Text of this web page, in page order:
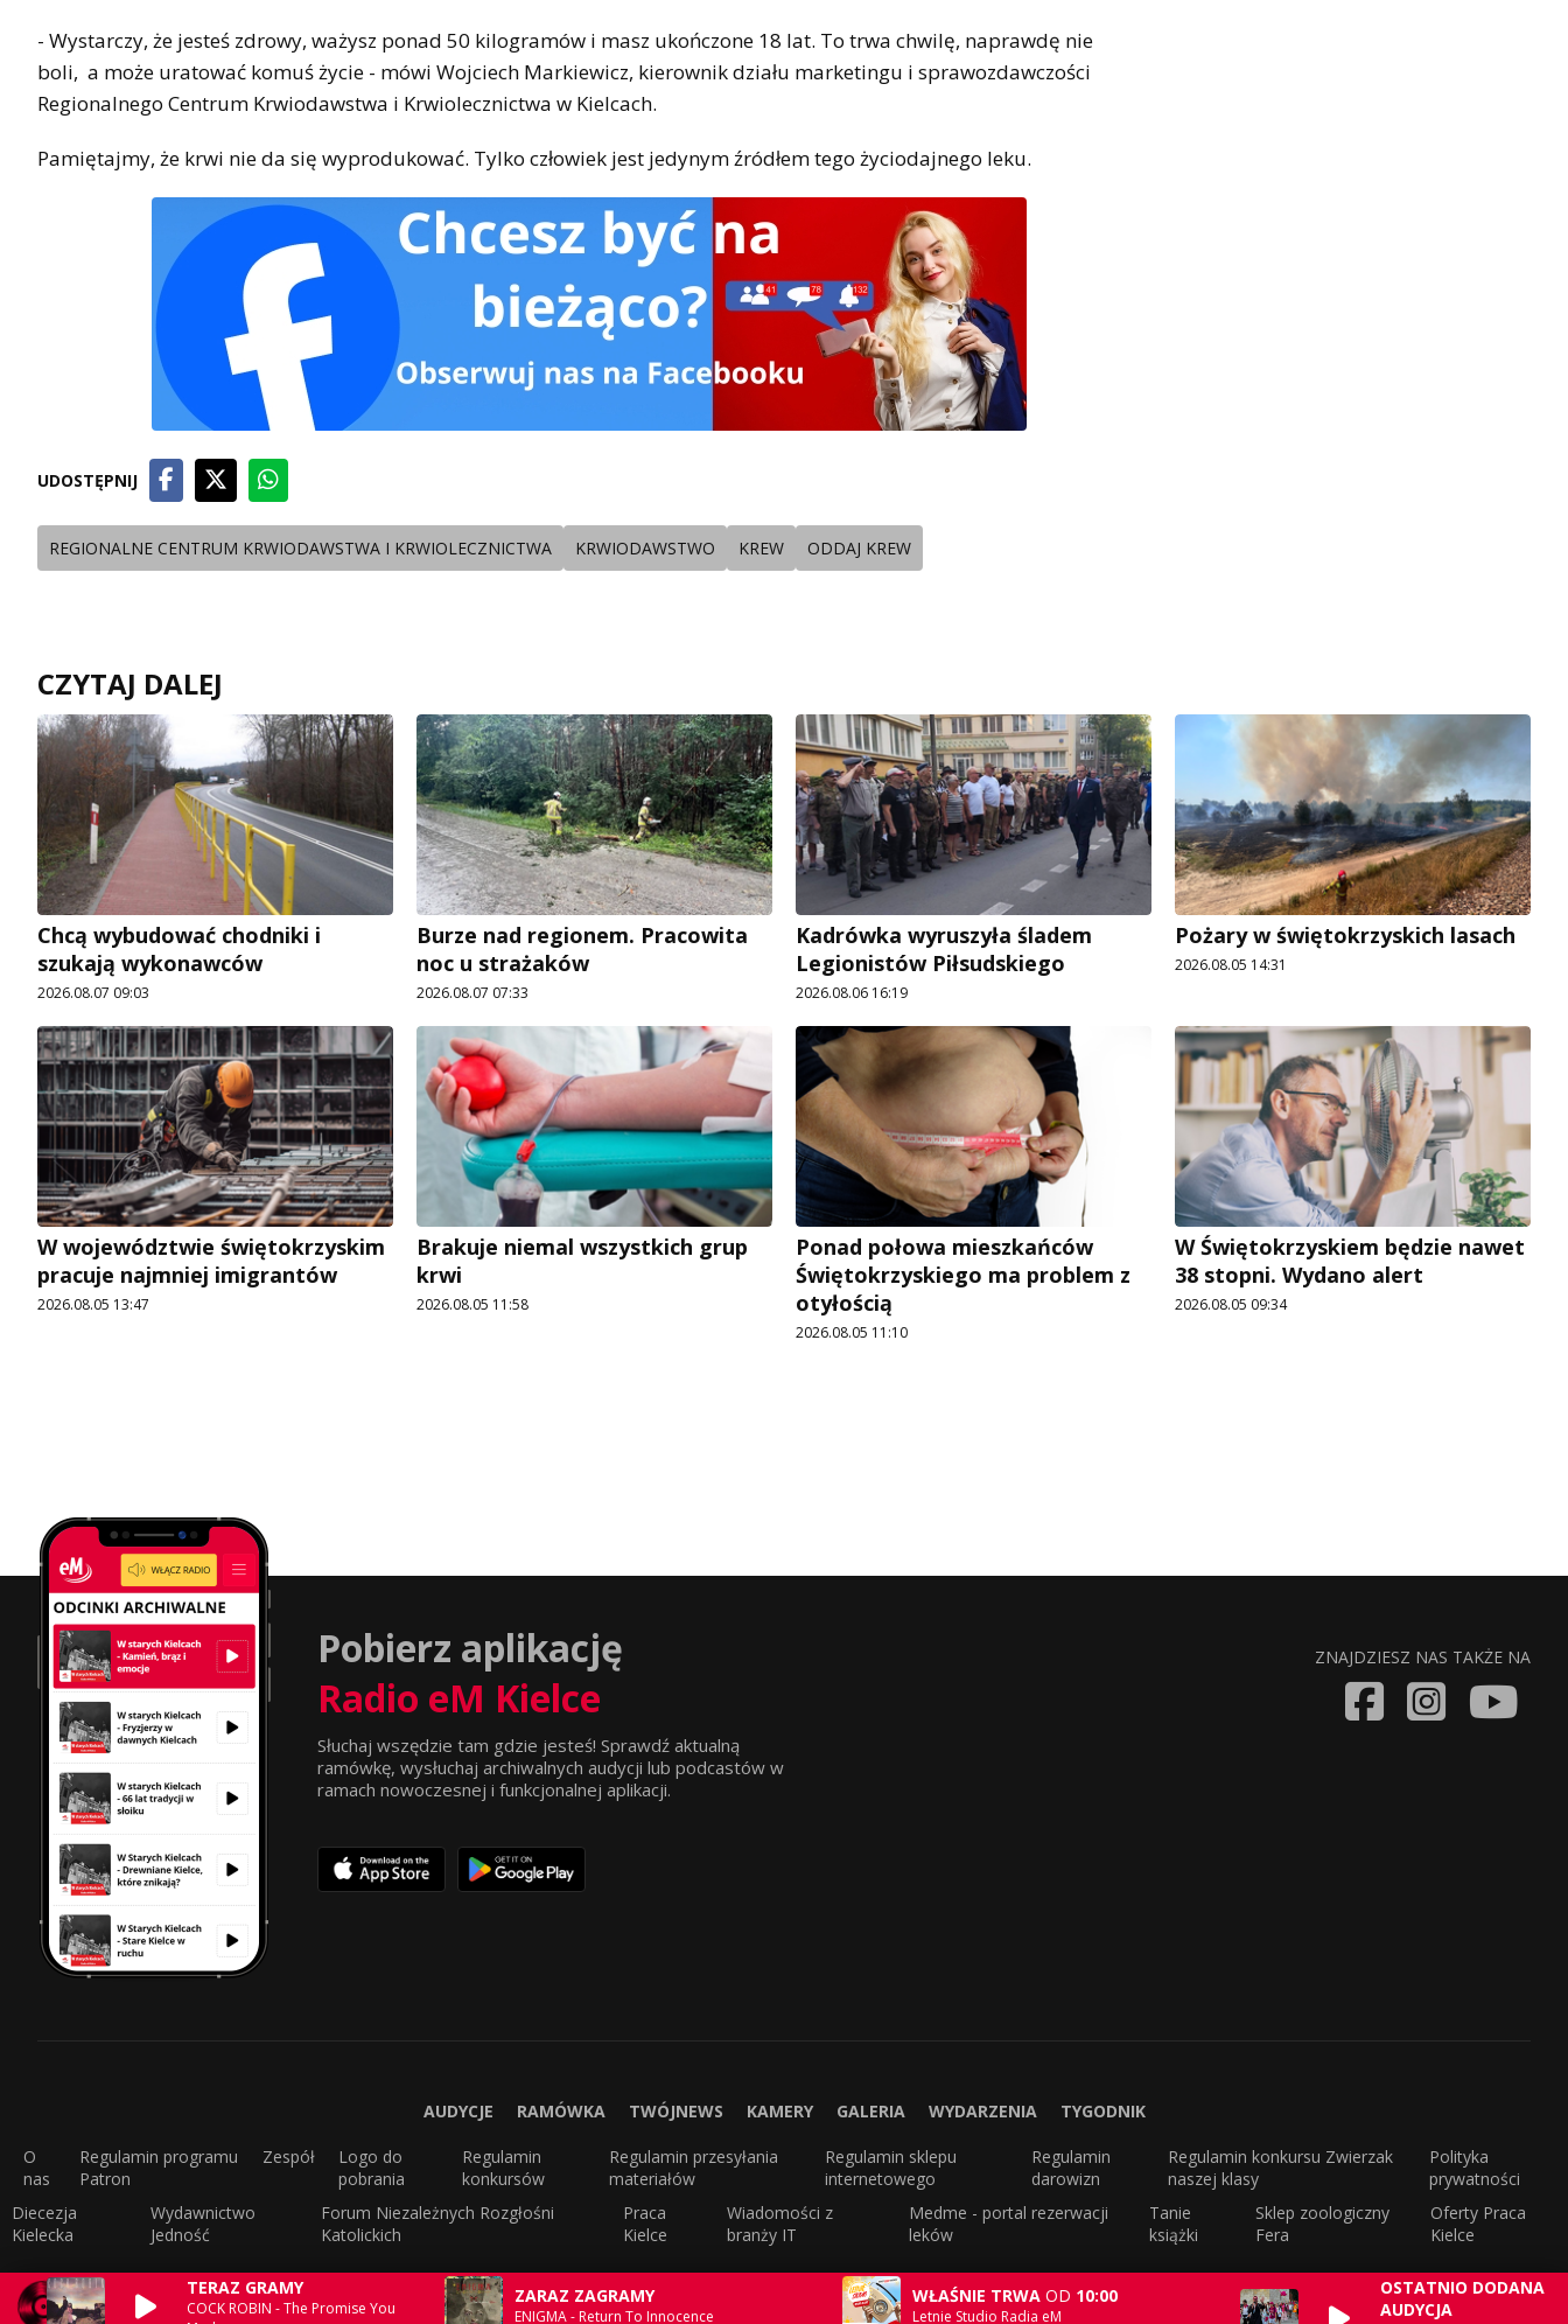
- Wystarczy, że jesteś zdrowy, ważysz ponad 50 kilogramów i masz ukończone 18 lat. To trwa chwilę, naprawdę nie
boli, a może uratować komuś życie - mówi Wojciech Markiewicz, kierownik działu marketingu i sprawozdawczości
Regionalnego Centrum Krwiodawstwa i Krwiolecznictwa w Kielcach.
Pamiętajmy, że krwi nie da się wyprodukować. Tylko człowiek jest jedynym źródłem tego życiodajnego leku.
UDOSTĘPNIJ
REGIONALNE CENTRUM KRWIODAWSTWA I KRWIOLECZNICTWA KRWIODAWSTWO KREW ODDAJ KREW
CZYTAJ DALEJ
Chcą wybudować chodniki i
szukają wykonawców
2026.08.07 09:03
Burze nad regionem. Pracowita
noc u strażaków
2026.08.07 07:33
Kadrówka wyruszyła śladem
Legionistów Piłsudskiego
2026.08.06 16:19
Pożary w świętokrzyskich lasach
2026.08.05 14:31
W województwie świętokrzyskim
pracuje najmniej imigrantów
2026.08.05 13:47
Brakuje niemal wszystkich grup
krwi
2026.08.05 11:58
Ponad połowa mieszkańców
Świętokrzyskiego ma problem z
otyłością
2026.08.05 11:10
W Świętokrzyskiem będzie nawet
38 stopni. Wydano alert
2026.08.05 09:34
TERAZ GRAMY
COCK ROBIN - The Promise You
ZARAZ ZAGRAMY
ENIGMA - Return To Innocence
WŁAŚNIE TRWA OD 10:00
Letnie Studio Radia eM
OSTATNIO DODANA
AUDYCJA
Pobierz aplikację
Radio eM Kielce
Słuchaj wszędzie tam gdzie jesteś! Sprawdź aktualną
ramówkę, wysłuchaj archiwalnych audycji lub podcastów w
ramach nowoczesnej i funkcjonalnej aplikacji.
ZNAJDZIESZ NAS TAKŻE NA
AUDYCJE RAMÓWKA TWÓJNEWS KAMERY GALERIA WYDARZENIA TYGODNIK
O
nas
Regulamin programu
Patron
Zespół
Logo do
pobrania
Regulamin
konkursów
Regulamin przesyłania
materiałów
Regulamin sklepu
internetowego
Regulamin
darowizn
Regulamin konkursu Zwierzak
naszej klasy
Polityka
prywatności
Diecezja
Kielecka
Wydawnictwo
Jedność
Forum Niezależnych Rozgłośni
Katolickich
Praca
Kielce
Wiadomości z
branży IT
Medme - portal rezerwacji
leków
Tanie
książki
Sklep zoologiczny
Fera
Oferty Praca
Kielce